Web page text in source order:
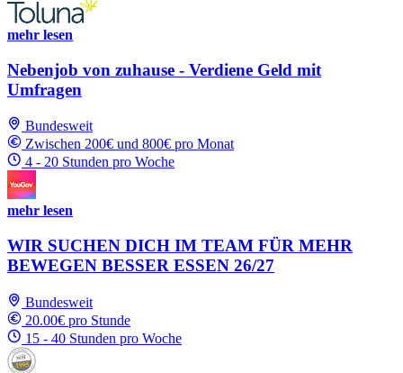
mehr lesen
Nebenjob von zuhause - Verdiene Geld mit
Umfragen
Bundesweit
Zwischen 200€ und 800€ pro Monat
4 - 20 Stunden pro Woche
mehr lesen
WIR SUCHEN DICH IM TEAM FÜR MEHR
BEWEGEN BESSER ESSEN 26/27
Bundesweit
20.00€ pro Stunde
15 - 40 Stunden pro Woche